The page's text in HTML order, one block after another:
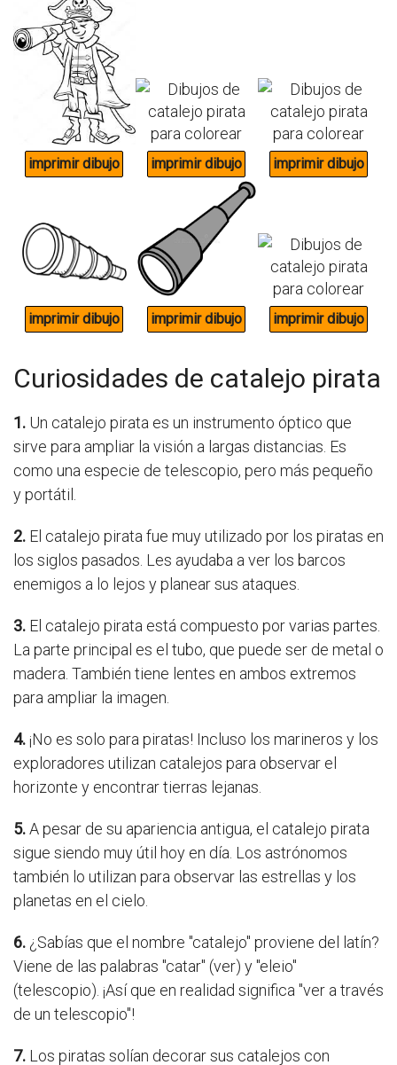
Curiosidades de catalejo pirata
1. Un catalejo pirata es un instrumento óptico que
sirve para ampliar la visión a largas distancias. Es
como una especie de telescopio, pero más pequeño
y portátil.
2. El catalejo pirata fue muy utilizado por los piratas en
los siglos pasados. Les ayudaba a ver los barcos
enemigos a lo lejos y planear sus ataques.
3. El catalejo pirata está compuesto por varias partes.
La parte principal es el tubo, que puede ser de metal o
madera. También tiene lentes en ambos extremos
para ampliar la imagen.
4.¡No es solo para piratas! Incluso los marineros y los
exploradores utilizan catalejos para observar el
horizonte y encontrar tierras lejanas.
5.A pesar de su apariencia antigua, el catalejo pirata
sigue siendo muy útil hoy en día. Los astrónomos
también lo utilizan para observar las estrellas y los
planetas en el cielo.
6. ¿Sabías que el nombre "catalejo" proviene del latín?
Viene de las palabras "catar" (ver) y "eleio"
(telescopio). ¡Así que en realidad significa "ver a través
de un telescopio"!
7. Los piratas solían decorar sus catalejos con